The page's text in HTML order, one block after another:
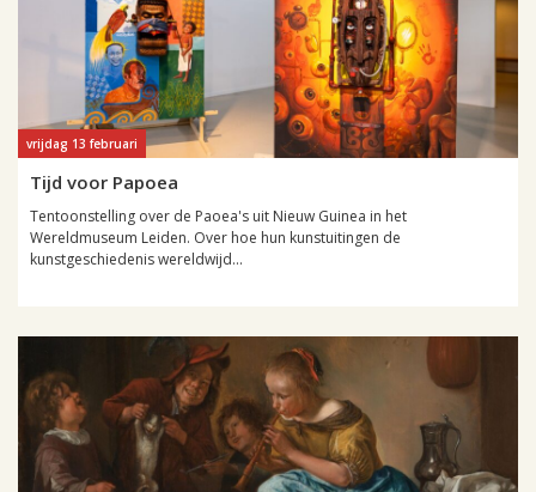
vrijdag 13 februari
Tijd voor Papoea
Tentoonstelling over de Paoea's uit Nieuw Guinea in het
Wereldmuseum Leiden. Over hoe hun kunstuitingen de
kunstgeschiedenis wereldwijd...